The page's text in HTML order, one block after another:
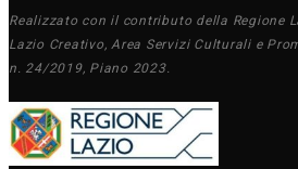
Realizzato con il contributo della Regione
Lazio Creativo, Area Servizi Culturali e
n. 24/2019, Piano 2023.